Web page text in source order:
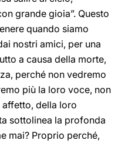
grande gioia”. Questo
quando siamo
nostri amici, per una
a causa della morte,
perché non vedremo
più la loro voce, non
della loro
sottolinea la profonda
mai? Proprio perché,